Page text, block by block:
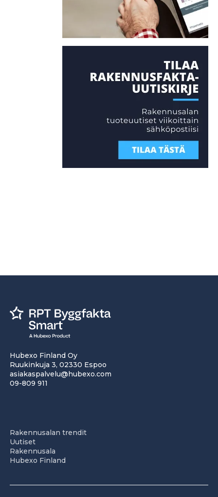
Hubexo Finland Oy
Ruukinkuja 3, 02330 Espoo
asiakaspalvelu@hubexo.com
09-809 911
Rakennusalan trendit
Uutiset
Rakennusala
Hubexo Finland